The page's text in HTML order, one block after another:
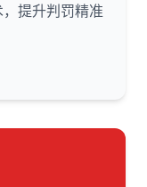
提升判罚精准